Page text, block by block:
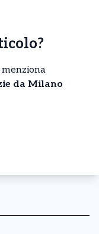
da Milano